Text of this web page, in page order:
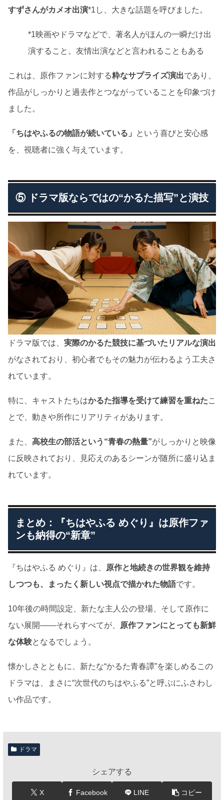
すずさんがカメオ出演*1し、大きな話題を呼びました。
*1映画やドラマなどで、著名人がほんの一瞬だけ出
演すること。友情出演などと言われることもある
これは、原作ファンに対する粋なサプライズ演出であり、
作品がしっかりと過去作とつながっていることを印象づけ
ました。
「ちはやふるの物語が続いている」
という喜びと安心感
を、視聴者に強く与えています。
⑤ ドラマ版ならではの“かるた描写”と演技
ドラマ版では、 実際のかるた競技に基づいたリアルな演出
がなされており、初心者でもその魅力が伝わるよう工夫さ
れています。
特に、キャストたちはかるた指導を受けて練習を重ねたこ
とで、動きや所作にリアリティがあります。
また、 高校生の部活という“青春の熱量”がしっかりと映像
に反映されており、見応えのあるシーンが随所に盛り込ま
れています。
まとめ：『ちはやふる めぐり』は原作ファ
ンも納得の“新章”
『ちはやふる めぐり』は、
原作と地続きの世界観を維持
しつつも、まったく新しい視点で描かれた物語です。
10年後の時間設定、新たな主人公の登場、そして原作に
ない展開――それらすべてが、
原作ファンにとっても新鮮
な体験となるでしょう。
懐かしさとともに、新たな“かるた青春譚”を楽しめるこの
ドラマは、まさに“次世代のちはやふる”と呼ぶにふさわし
い作品です。
ドラマ
シェアする
X Facebook LINE コピー